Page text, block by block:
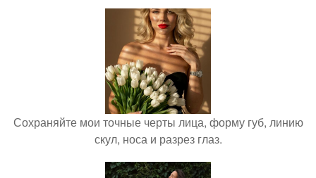
Сохраняйте мои точные черты лица, форму губ, линию
скул, носа и разрез глаз.